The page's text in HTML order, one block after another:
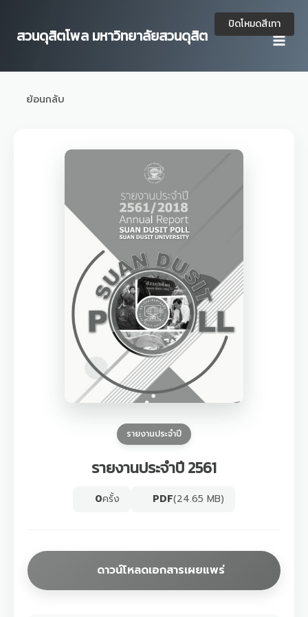
content
สวนดุสิตโพล มหาวิทยาลัยสวนดุสิต
ย้อนกลับ
รายงานประจำปี
รายงานประจำปี 2561
0ครั้ง PDF(24.65 MB)
ดาวน์โหลดเอกสารเผยแพร่
ปิดโหมดสีเทา